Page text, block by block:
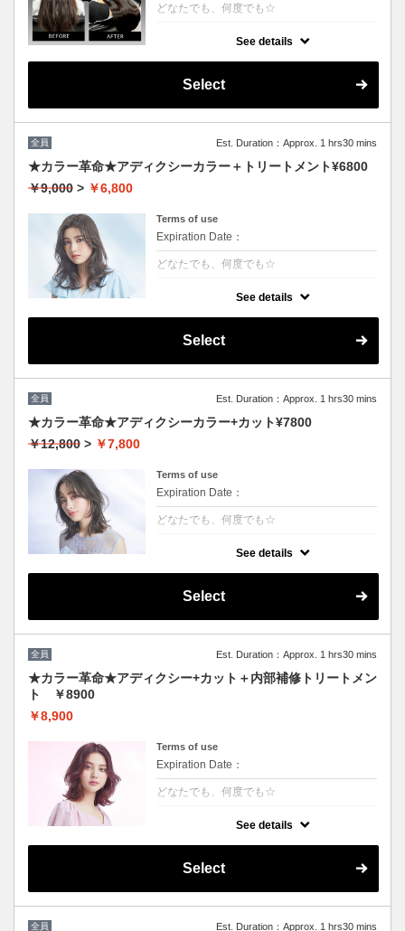
どなたでも、何度でも☆
ートメント！高濃度水素で抗酸化を促し水分
量を底上げします◎カラーとの相性が抜群
で、今まで見た事が無いような艶が出ます。
See details
Select
全員 Est. Duration：Approx. 1 hrs30 mins
★カラー革命★アディクシーカラー＋トリートメント¥6800
￥9,000 > ￥6,800
Terms of use
Expiration Date：
どなたでも、何度でも☆
「ツヤ」「手触り」が格段にＵＰ！ダメージ
が1/5のため、綺麗な色味で毎回染められま
す。/ロング料金無/コテ巻無料/当日予約OK
りだけのカットの場合（＋1000円）
See details
Select
全員 Est. Duration：Approx. 1 hrs30 mins
★カラー革命★アディクシーカラー+カット¥7800
￥12,800 > ￥7,800
Terms of use
Expiration Date：
どなたでも、何度でも☆
「ツヤ」「手触り」が格段にＵＰ！ダメージ
が1/5のため、綺麗な色味で毎回染められま
★ロング料金無
★シャンプー・ブロー込
See details
Select
全員 Est. Duration：Approx. 1 hrs30 mins
★カラー革命★アディクシー+カット＋内部補修トリートメン
ト ￥8900
￥8,900
Terms of use
Expiration Date：
どなたでも、何度でも☆
さ」「透明感」「ツヤ」「手触り」が格段に
UP！ダメージが1/5のため、綺麗な色味を毎
回染められます。 パサつきを抑えまとまりの
See details
Select
全員 Est. Duration：Approx. 1 hrs30 mins